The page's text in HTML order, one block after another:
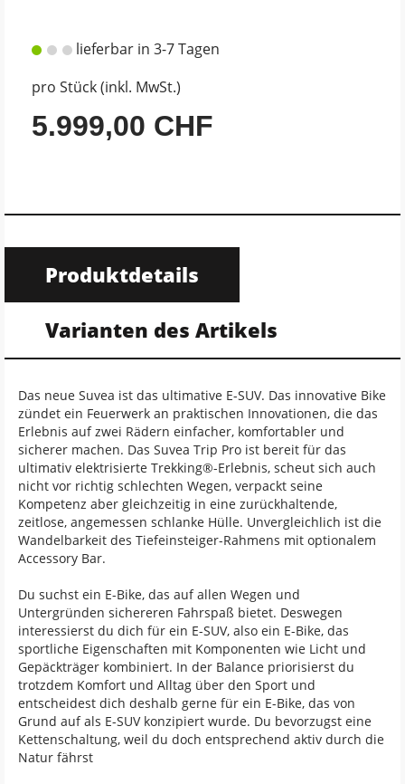
lieferbar in 3-7 Tagen
pro Stück (inkl. MwSt.)
5.999,00 CHF
Produktdetails
Varianten des Artikels
Das neue Suvea ist das ultimative E-SUV. Das innovative Bike
zündet ein Feuerwerk an praktischen Innovationen, die das
Erlebnis auf zwei Rädern einfacher, komfortabler und
sicherer machen. Das Suvea Trip Pro ist bereit für das
ultimativ elektrisierte Trekking®-Erlebnis, scheut sich auch
nicht vor richtig schlechten Wegen, verpackt seine
Kompetenz aber gleichzeitig in eine zurückhaltende,
zeitlose, angemessen schlanke Hülle. Unvergleichlich ist die
Wandelbarkeit des Tiefeinsteiger-Rahmens mit optionalem
Accessory Bar.
Du suchst ein E-Bike, das auf allen Wegen und
Untergründen sichereren Fahrspaß bietet. Deswegen
interessierst du dich für ein E-SUV, also ein E-Bike, das
sportliche Eigenschaften mit Komponenten wie Licht und
Gepäckträger kombiniert. In der Balance priorisierst du
trotzdem Komfort und Alltag über den Sport und
entscheidest dich deshalb gerne für ein E-Bike, das von
Grund auf als E-SUV konzipiert wurde. Du bevorzugst eine
Kettenschaltung, weil du doch entsprechend aktiv durch die
Natur fährst